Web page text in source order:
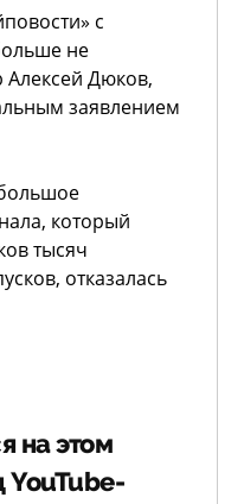
с
не
Алексей Дюков,
заявлением
который
тысяч
отказалась
на этом
YouTube-